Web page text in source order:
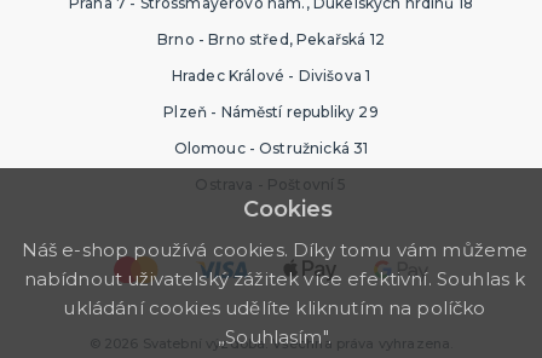
Brno - Brno střed, Pekařská 12
Hradec Králové - Divišova 1
Plzeň - Náměstí republiky 29
Olomouc - Ostružnická 31
Ostrava - Poštovní 5
© 2026 Svatební výzdoba. Všechna práva vyhrazena.
Cookies
Náš e-shop používá cookies. Díky tomu vám můžeme
nabídnout uživatelský zážitek více efektivní. Souhlas k
ukládání cookies udělíte kliknutím na políčko
„Souhlasím".